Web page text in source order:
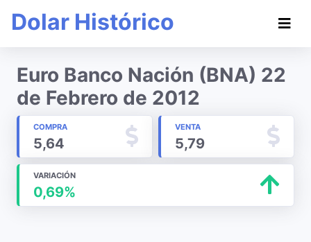
Dolar Histórico
Euro Banco Nación (BNA) 22
de Febrero de 2012
COMPRA
5,64
VENTA
5,79
VARIACIÓN
0,69%